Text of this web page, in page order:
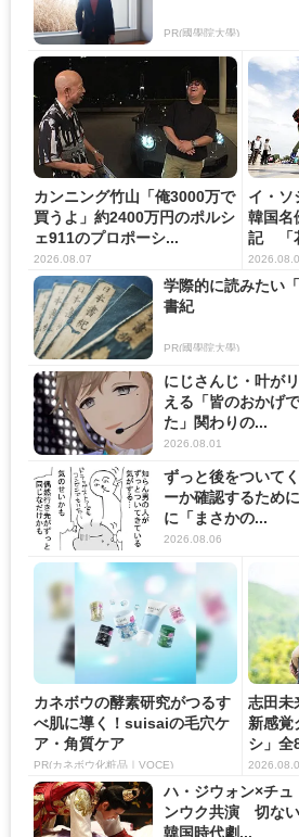
PR(國學院大學)
カンニング竹山「俺3000万で
買うよ」約2400万円のポルシ
ェ911のプロポーシ...
2026.08.07
イ・ソ
韓国名
記 「
学際的に読みたい
書紀
PR(國學院大學)
にじさんじ・叶が
える「皆のおかげ
た」関わりの...
2026.08.01
ずっと後をついて
ーか確認するため
に「まさかの...
2026.08.06
カネボウの酵素研究がつるす
べ肌に導く！suisaiの毛穴ケ
ア・角質ケア
PR(カネボウ化粧品｜VOCE)
志田未
新感覚
シ」全
ハ・ジウォン×チュ
ンウク共演 切な
韓国時代劇...